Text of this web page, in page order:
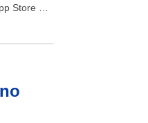
Store e